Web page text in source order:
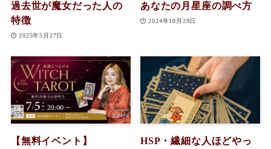
過去世が魔女だった人の
特徴
2025年5月27日
あなたの月星座の調べ方
2024年10月29日
【無料イベント】
HSP・繊細な人ほどやっ